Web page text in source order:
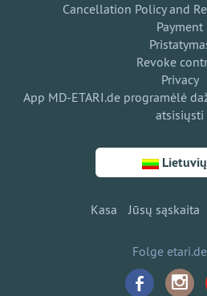
Cancellation Policy and
Payment
Revoke
Privacy
App MD-ETARI.de programėlė
atsisiųsti
Lietuvių
Kasa Jūsų sąskaita
Folge